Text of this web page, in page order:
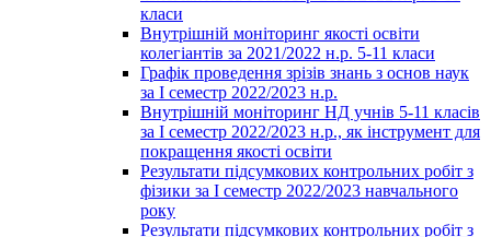
класи
Внутрішній моніторинг якості освіти
колегіантів за 2021/2022 н.р. 5-11 класи
Графік проведення зрізів знань з основ наук
за І семестр 2022/2023 н.р.
Внутрішній моніторинг НД учнів 5-11 класів
за І семестр 2022/2023 н.р., як інструмент для
покращення якості освіти
Результати підсумкових контрольних робіт з
фізики за І семестр 2022/2023 навчального
року
Результати підсумкових контрольних робіт з